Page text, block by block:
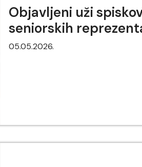
Objavljeni uži
seniorskih
05.05.2026.